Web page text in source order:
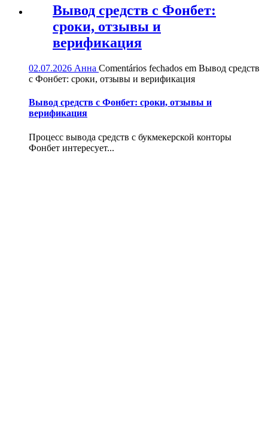
Вывод средств с Фонбет:
сроки, отзывы и
верификация
02.07.2026 Анна Comentários fechados em Вывод средств
с Фонбет: сроки, отзывы и верификация
Вывод средств с Фонбет: сроки, отзывы и
верификация
Процесс вывода средств с букмекерской конторы
Фонбет интересует...